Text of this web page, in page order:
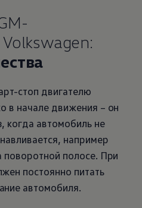
Volkswagen:
стоп двигателю
в начале движения – он
когда автомобиль не
например
поворотной полосе. При
постоянно питать
автомобиля.